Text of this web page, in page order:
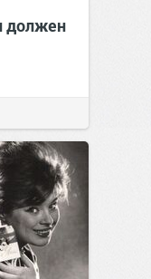
должен